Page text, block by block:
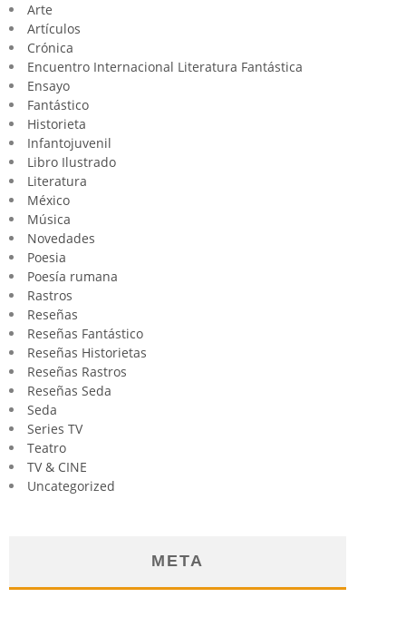
Arte
Artículos
Crónica
Encuentro Internacional Literatura Fantástica
Ensayo
Fantástico
Historieta
Infantojuvenil
Libro Ilustrado
Literatura
México
Música
Novedades
Poesia
Poesía rumana
Rastros
Reseñas
Reseñas Fantástico
Reseñas Historietas
Reseñas Rastros
Reseñas Seda
Seda
Series TV
Teatro
TV & CINE
Uncategorized
META